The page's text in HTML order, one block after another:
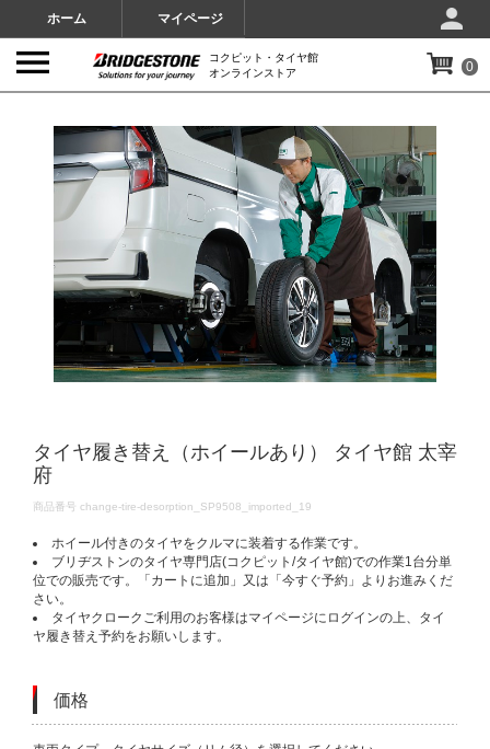
ホーム マイページ
コクピット・タイヤ館
オンラインストア
0
タイヤ履き替え（ホイールあり） タイヤ館 太宰
府
DETAILS
商品番号 change-tire-desorption_SP9508_imported_19
ホイール付きのタイヤをクルマに装着する作業です。
ブリヂストンのタイヤ専門店(コクピット/タイヤ館)での作業1台分単
位での販売です。「カートに追加」又は「今すぐ予約」よりお進みくだ
さい。
タイヤクロークご利用のお客様はマイページにログインの上、タイ
ヤ履き替え予約をお願いします。
価格